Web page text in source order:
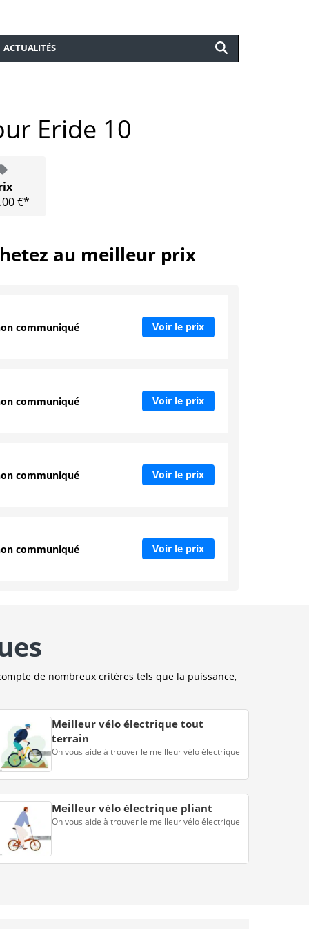
ACTUALITÉS
Eride 10
€*
au meilleur prix
communiqué Voir le prix
communiqué Voir le prix
communiqué Voir le prix
communiqué Voir le prix
de nombreux critères tels que la puissance,
Meilleur vélo électrique tout
terrain
On vous aide à trouver le meilleur vélo électrique
Meilleur vélo électrique pliant
On vous aide à trouver le meilleur vélo électrique